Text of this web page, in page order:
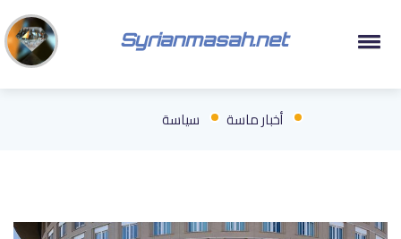
Syrianmasah.net
أخبار ماسة سياسة